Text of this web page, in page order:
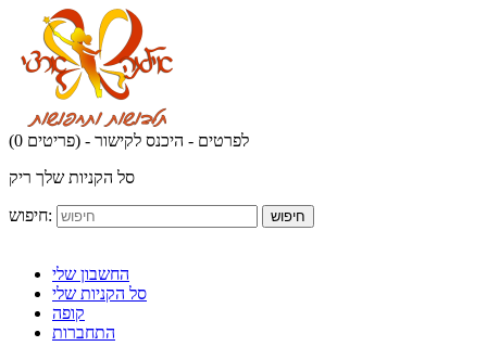
(0 פריטים) - לפרטים - היכנס לקישור
סל הקניות שלך ריק
חיפוש: חיפוש
החשבון שלי
סל הקניות שלי
קופה
התחברות